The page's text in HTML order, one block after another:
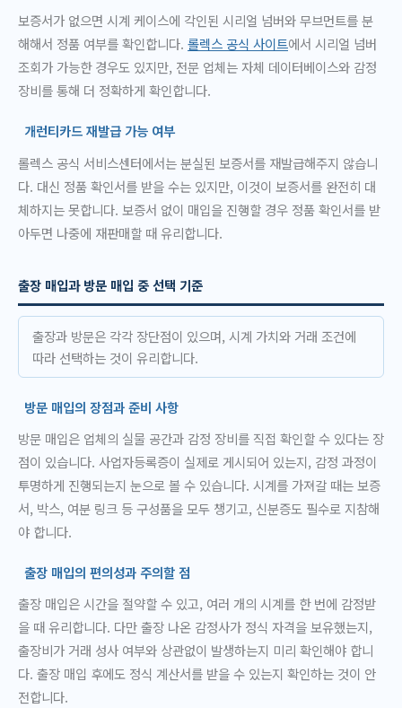
보증서가 없으면 시계 케이스에 각인된 시리얼 넘버와 무브먼트를 분
해해서 정품 여부를 확인합니다. 롤렉스 공식 사이트에서 시리얼 넘버
조회가 가능한 경우도 있지만, 전문 업체는 자체 데이터베이스와 감정
장비를 통해 더 정확하게 확인합니다.
개런티카드 재발급 가능 여부
롤렉스 공식 서비스센터에서는 분실된 보증서를 재발급해주지 않습니
다. 대신 정품 확인서를 받을 수는 있지만, 이것이 보증서를 완전히 대
체하지는 못합니다. 보증서 없이 매입을 진행할 경우 정품 확인서를 받
아두면 나중에 재판매할 때 유리합니다.
출장 매입과 방문 매입 중 선택 기준
출장과 방문은 각각 장단점이 있으며, 시계 가치와 거래 조건에
따라 선택하는 것이 유리합니다.
방문 매입의 장점과 준비 사항
방문 매입은 업체의 실물 공간과 감정 장비를 직접 확인할 수 있다는 장
점이 있습니다. 사업자등록증이 실제로 게시되어 있는지, 감정 과정이
투명하게 진행되는지 눈으로 볼 수 있습니다. 시계를 가져갈 때는 보증
서, 박스, 여분 링크 등 구성품을 모두 챙기고, 신분증도 필수로 지참해
야 합니다.
출장 매입의 편의성과 주의할 점
출장 매입은 시간을 절약할 수 있고, 여러 개의 시계를 한 번에 감정받
을 때 유리합니다. 다만 출장 나온 감정사가 정식 자격을 보유했는지,
출장비가 거래 성사 여부와 상관없이 발생하는지 미리 확인해야 합니
다. 출장 매입 후에도 정식 계산서를 받을 수 있는지 확인하는 것이 안
전합니다.